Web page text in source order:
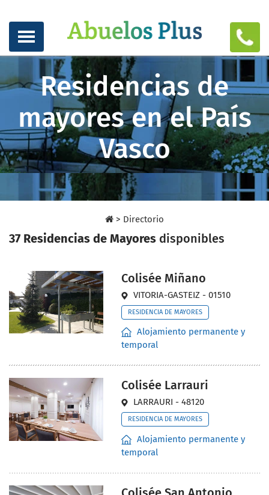
Residencias de
mayores en el País
Vasco
> Directorio
37 Residencias de Mayores disponibles
Colisée Miñano
VITORIA-GASTEIZ - 01510
RESIDENCIA DE MAYORES
Alojamiento permanente y
temporal
Colisée Larrauri
LARRAURI - 48120
RESIDENCIA DE MAYORES
Alojamiento permanente y
temporal